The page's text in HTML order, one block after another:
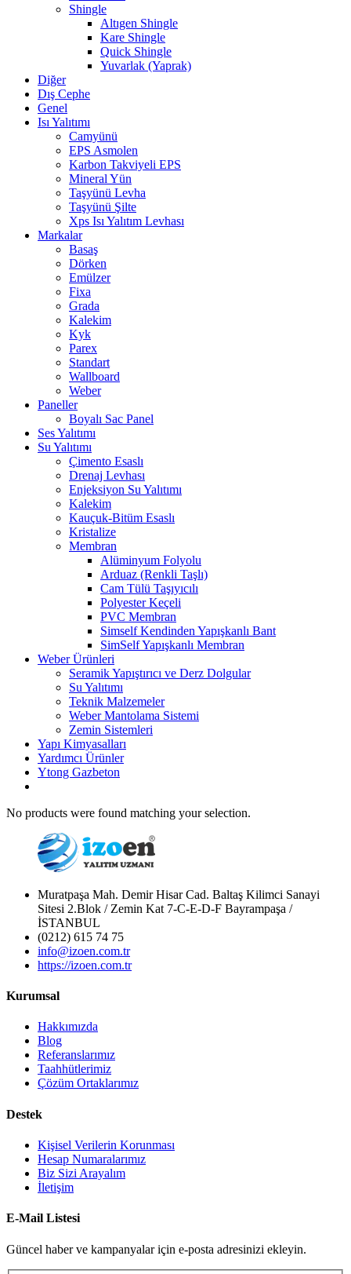
Shingle
Altıgen Shingle
Kare Shingle
Quick Shingle
Yuvarlak (Yaprak)
Diğer
Dış Cephe
Genel
Isı Yalıtımı
Camyünü
EPS Asmolen
Karbon Takviyeli EPS
Mineral Yün
Taşyünü Levha
Taşyünü Şilte
Xps Isı Yalıtım Levhası
Markalar
Basaş
Dörken
Emülzer
Fixa
Grada
Kalekim
Kyk
Parex
Standart
Wallboard
Weber
Paneller
Boyalı Sac Panel
Ses Yalıtımı
Su Yalıtımı
Çimento Esaslı
Drenaj Levhası
Enjeksiyon Su Yalıtımı
Kalekim
Kauçuk-Bitüm Esaslı
Kristalize
Membran
Alüminyum Folyolu
Arduaz (Renkli Taşlı)
Cam Tülü Taşıyıcılı
Polyester Keçeli
PVC Membran
Simself Kendinden Yapışkanlı Bant
SimSelf Yapışkanlı Membran
Weber Ürünleri
Seramik Yapıştırıcı ve Derz Dolgular
Su Yalıtımı
Teknik Malzemeler
Weber Mantolama Sistemi
Zemin Sistemleri
Yapı Kimyasalları
Yardımcı Ürünler
Ytong Gazbeton
No products were found matching your selection.
Muratpaşa Mah. Demir Hisar Cad. Baltaş Kilimci Sanayi
Sitesi 2.Blok / Zemin Kat 7-C-E-D-F Bayrampaşa /
İSTANBUL
(0212) 615 74 75
info@izoen.com.tr
https://izoen.com.tr
Kurumsal
Hakkımızda
Blog
Referanslarımız
Taahhütlerimiz
Çözüm Ortaklarımız
Destek
Kişisel Verilerin Korunması
Hesap Numaralarımız
Biz Sizi Arayalım
İletişim
E-Mail Listesi
Güncel haber ve kampanyalar için e-posta adresinizi ekleyin.